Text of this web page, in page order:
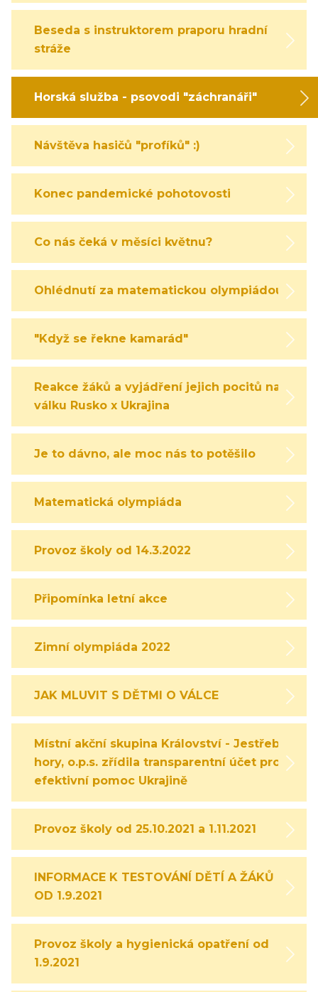
Beseda s instruktorem praporu hradní
stráže
Horská služba - psovodi "záchranáři"
Návštěva hasičů "profíků" :)
Konec pandemické pohotovosti
Co nás čeká v měsíci květnu?
Ohlédnutí za matematickou olympiádou
"Když se řekne kamarád"
Reakce žáků a vyjádření jejich pocitů na
válku Rusko x Ukrajina
Je to dávno, ale moc nás to potěšilo
Matematická olympiáda
Provoz školy od 14.3.2022
Připomínka letní akce
Zimní olympiáda 2022
JAK MLUVIT S DĚTMI O VÁLCE
Místní akční skupina Království - Jestřebí
hory, o.p.s. zřídila transparentní účet pro
efektivní pomoc Ukrajině
Provoz školy od 25.10.2021 a 1.11.2021
INFORMACE K TESTOVÁNÍ DĚTÍ A ŽÁKŮ
OD 1.9.2021
Provoz školy a hygienická opatření od
1.9.2021